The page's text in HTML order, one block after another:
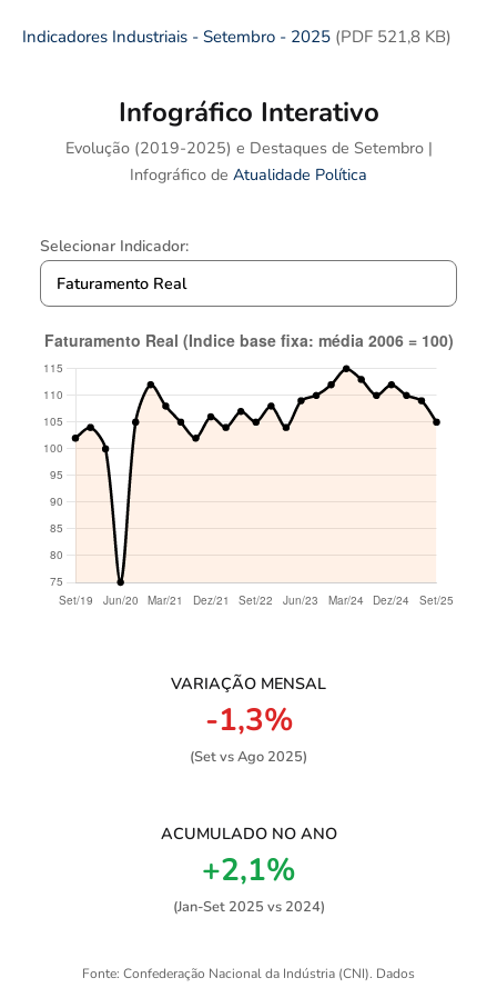
Indicadores Industriais - Setembro - 2025 (PDF 521,8 KB)
Infográfico Interativo
Evolução (2019-2025) e Destaques de Setembro |
Infográfico de Atualidade Política
Selecionar Indicador:
VARIAÇÃO MENSAL
-1,3%
(Set vs Ago 2025)
ACUMULADO NO ANO
+2,1%
(Jan-Set 2025 vs 2024)
Fonte: Confederação Nacional da Indústria (CNI). Dados